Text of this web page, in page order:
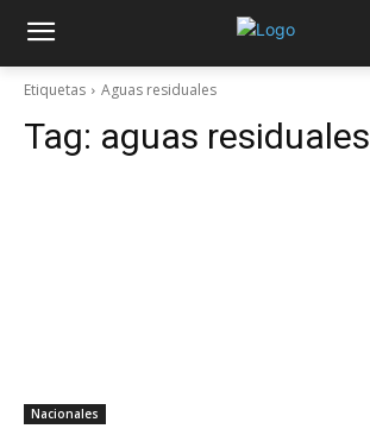
Etiquetas Aguas residuales
Tag: aguas residuales
Nacionales